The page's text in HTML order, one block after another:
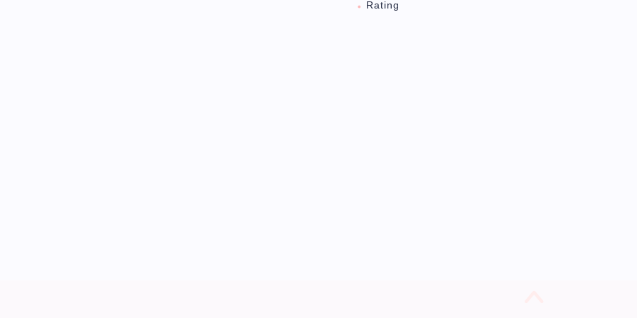
Rating